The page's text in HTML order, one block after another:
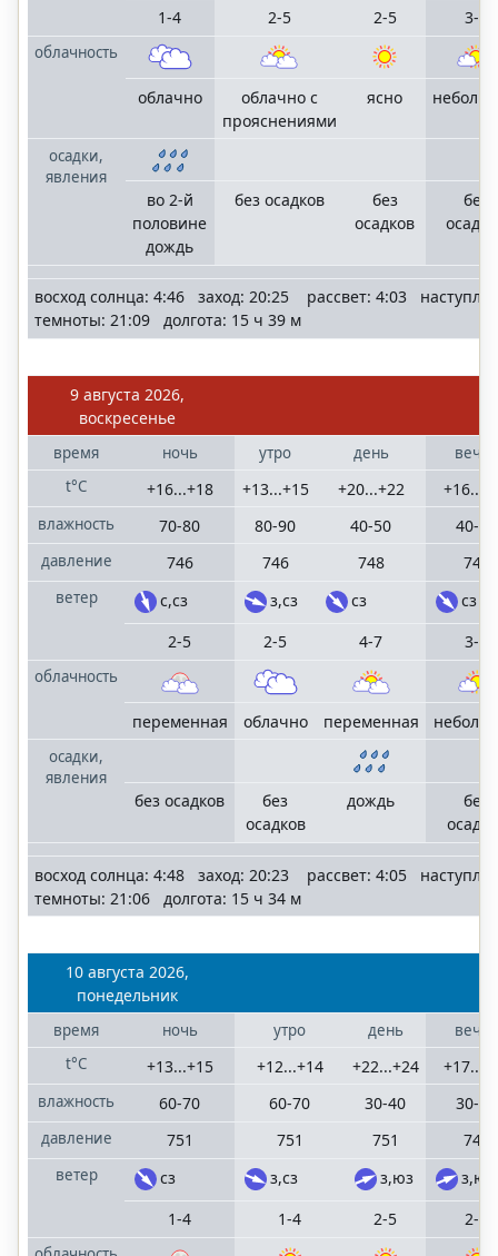
облачность
осадки,
явления
1-4
облачно
во 2-й
половине
дождь
2-5
облачно с
прояснениями
без осадков
2-5
ясно
без
осадков
3-6
без
восход солнца: 4:46 заход: 20:25 рассвет: 4:03
темноты: 21:09 долгота: 15 ч 39 м
9 августа 2026,
воскресенье
время
t°C
влажность
давление
ветер
облачность
осадки,
явления
ночь
+16...+18
70-80
746
с,сз
2-5
переменная
без осадков
утро
+13...+15
80-90
746
з,сз
2-5
облачно
без
осадков
день
+20...+22
40-50
748
сз
4-7
переменная
дождь
вечер
40-50
748
сз
3-6
без
восход солнца: 4:48 заход: 20:23 рассвет: 4:05
темноты: 21:06 долгота: 15 ч 34 м
10 августа 2026,
понедельник
время
t°C
влажность
давление
ветер
ночь
+13...+15
60-70
751
сз
1-4
утро
+12...+14
60-70
751
з,сз
1-4
день
+22...+24
30-40
751
з,юз
2-5
вечер
30-40
749
з,юз
2-5
"MoskvaMeteo.ru"
2025
terrameteo.ru
политика
конфиденциальности